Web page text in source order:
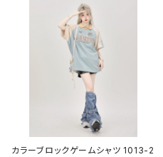
カラーブロックゲームシャツ 1013-2